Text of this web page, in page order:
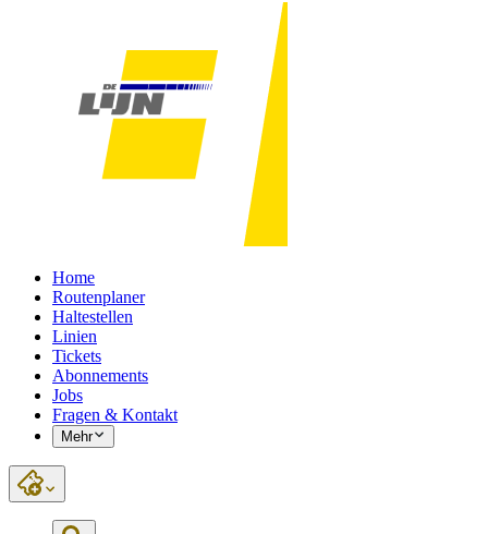
Home
Routenplaner
Haltestellen
Linien
Tickets
Abonnements
Jobs
Fragen & Kontakt
Mehr